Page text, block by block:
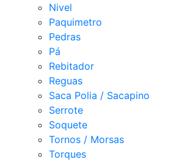
Nivel
Paquimetro
Pedras
Pá
Rebitador
Reguas
Saca Polia / Sacapino
Serrote
Soquete
Tornos / Morsas
Torques